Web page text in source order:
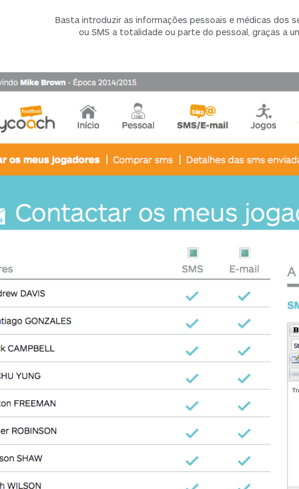
Basta introduzir as informações pessoais e médicas dos
ou SMS a totalidade ou parte do pessoal, graças a